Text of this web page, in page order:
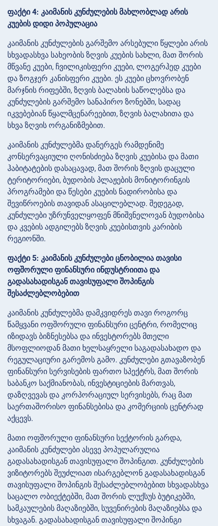
ფაქტი 4: კაიმანის კუნძულების მახლობლად არის
კუების დიდი პოპულაცია
კაიმანის კუნძულების გარშემო არსებული წყლები არის
სხვადასხვა სახეობის ზღვის კუების სახლი, მათ შორის
მწვანე კუები, ჩვილიკისფერი კუები, ლოგერჰედ კუები
და ზოგჯერ კანისფერი კუები. ეს კუები ცხოვრობენ
მარჯნის რიფებში, ზღვის ბალახის საწოლებსა და
კუნძულების გარშემო სანაპირო ზონებში, სადაც
იკვებებიან წყალმცენარეებით, ზღვის ბალახითა და
სხვა ზღვის ორგანიზმებით.
კაიმანის კუნძულებმა დანერგეს რამდენიმე
კონსერვაციული ღონისძიება ზღვის კუებისა და მათი
ჰაბიტატების დასაცავად, მათ შორის ზღვის დაცული
ტერიტორიები, ბუდობის პლაჟების მონიტორინგის
პროგრამები და წესები კუების ნადირობისა და
შევიწროების თავიდან ასაცილებლად. შედეგად,
კუნძულები უზრუნველყოფენ მნიშვნელოვან ბუდობისა
და კვების ადგილებს ზღვის კუებისთვის კარიბის
რეგიონში.
ფაქტი 5: კაიმანის კუნძულები ცნობილია თავისი
ოფშორული ფინანსური ინდუსტრიითა და
გადასახადისგან თავისუფალი შოპინგის
შესაძლებლობებით
კაიმანის კუნძულებმა დამკვიდრეს თავი როგორც
წამყვანი ოფშორული ფინანსური ცენტრი, რომელიც
იზიდავს ბიზნესებსა და ინვესტორებს მთელი
მსოფლიოდან მათი ხელსაყრელი საგადასახადო და
რეგულაციური გარემოს გამო. კუნძულები გთავაზობენ
ფინანსური სერვისების ფართო სპექტრს, მათ შორის
საბანკო საქმიანობას, ინვესტიციების მართვას,
დაზღვევას და კორპორაციულ სერვისებს, რაც მათ
საერთაშორისო ფინანსებისა და კომერციის ცენტრად
აქცევს.
მათი ოფშორული ფინანსური სექტორის გარდა,
კაიმანის კუნძულები ასევე პოპულარულია
გადასახადისგან თავისუფალი შოპინგით. კუნძულების
ვიზიტორებს შეუძლიათ ისარგებლონ გადასახადისგან
თავისუფალი შოპინგის შესაძლებლობებით სხვადასხვა
საცალო ობიექტებში, მათ შორის ლუქსუს ბუტიკებში,
სამკაულების მაღაზიებში, სუვენირების მაღაზიებსა და
სხვაგან. გადასახადისგან თავისუფალი შოპინგი